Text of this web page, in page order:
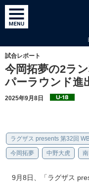
試合レポート
今岡拓夢の2ラ
パーラウンド進
2025年9月8日
ラグザス presents 第32回
今岡拓夢 中野大虎
9月8日、「ラグザス